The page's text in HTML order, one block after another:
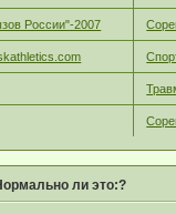
России"-2007
ли это:?